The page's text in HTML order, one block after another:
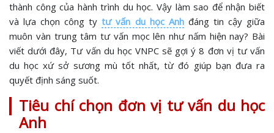
thành công của hành trình du học. Vậy làm sao để nhận biết
và lựa chọn công tytư vấn du học Anh đáng tin cậy giữa
muôn vàn trung tâm tư vấn mọc lên như nấm hiện nay? Bài
viết dưới đây, Tư vấn du học VNPC sẽ gợi ý 8 đơn vị tư vấn
du học xứ sở sương mù tốt nhất, từ đó giúp bạn đưa ra
quyết định sáng suốt.
Tiêu chí chọn đơn vị tư vấn du học
Anh